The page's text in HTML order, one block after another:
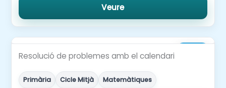
Veure
Resolució de problemes amb el calendari
Primària Cicle Mitjà Matemàtiques